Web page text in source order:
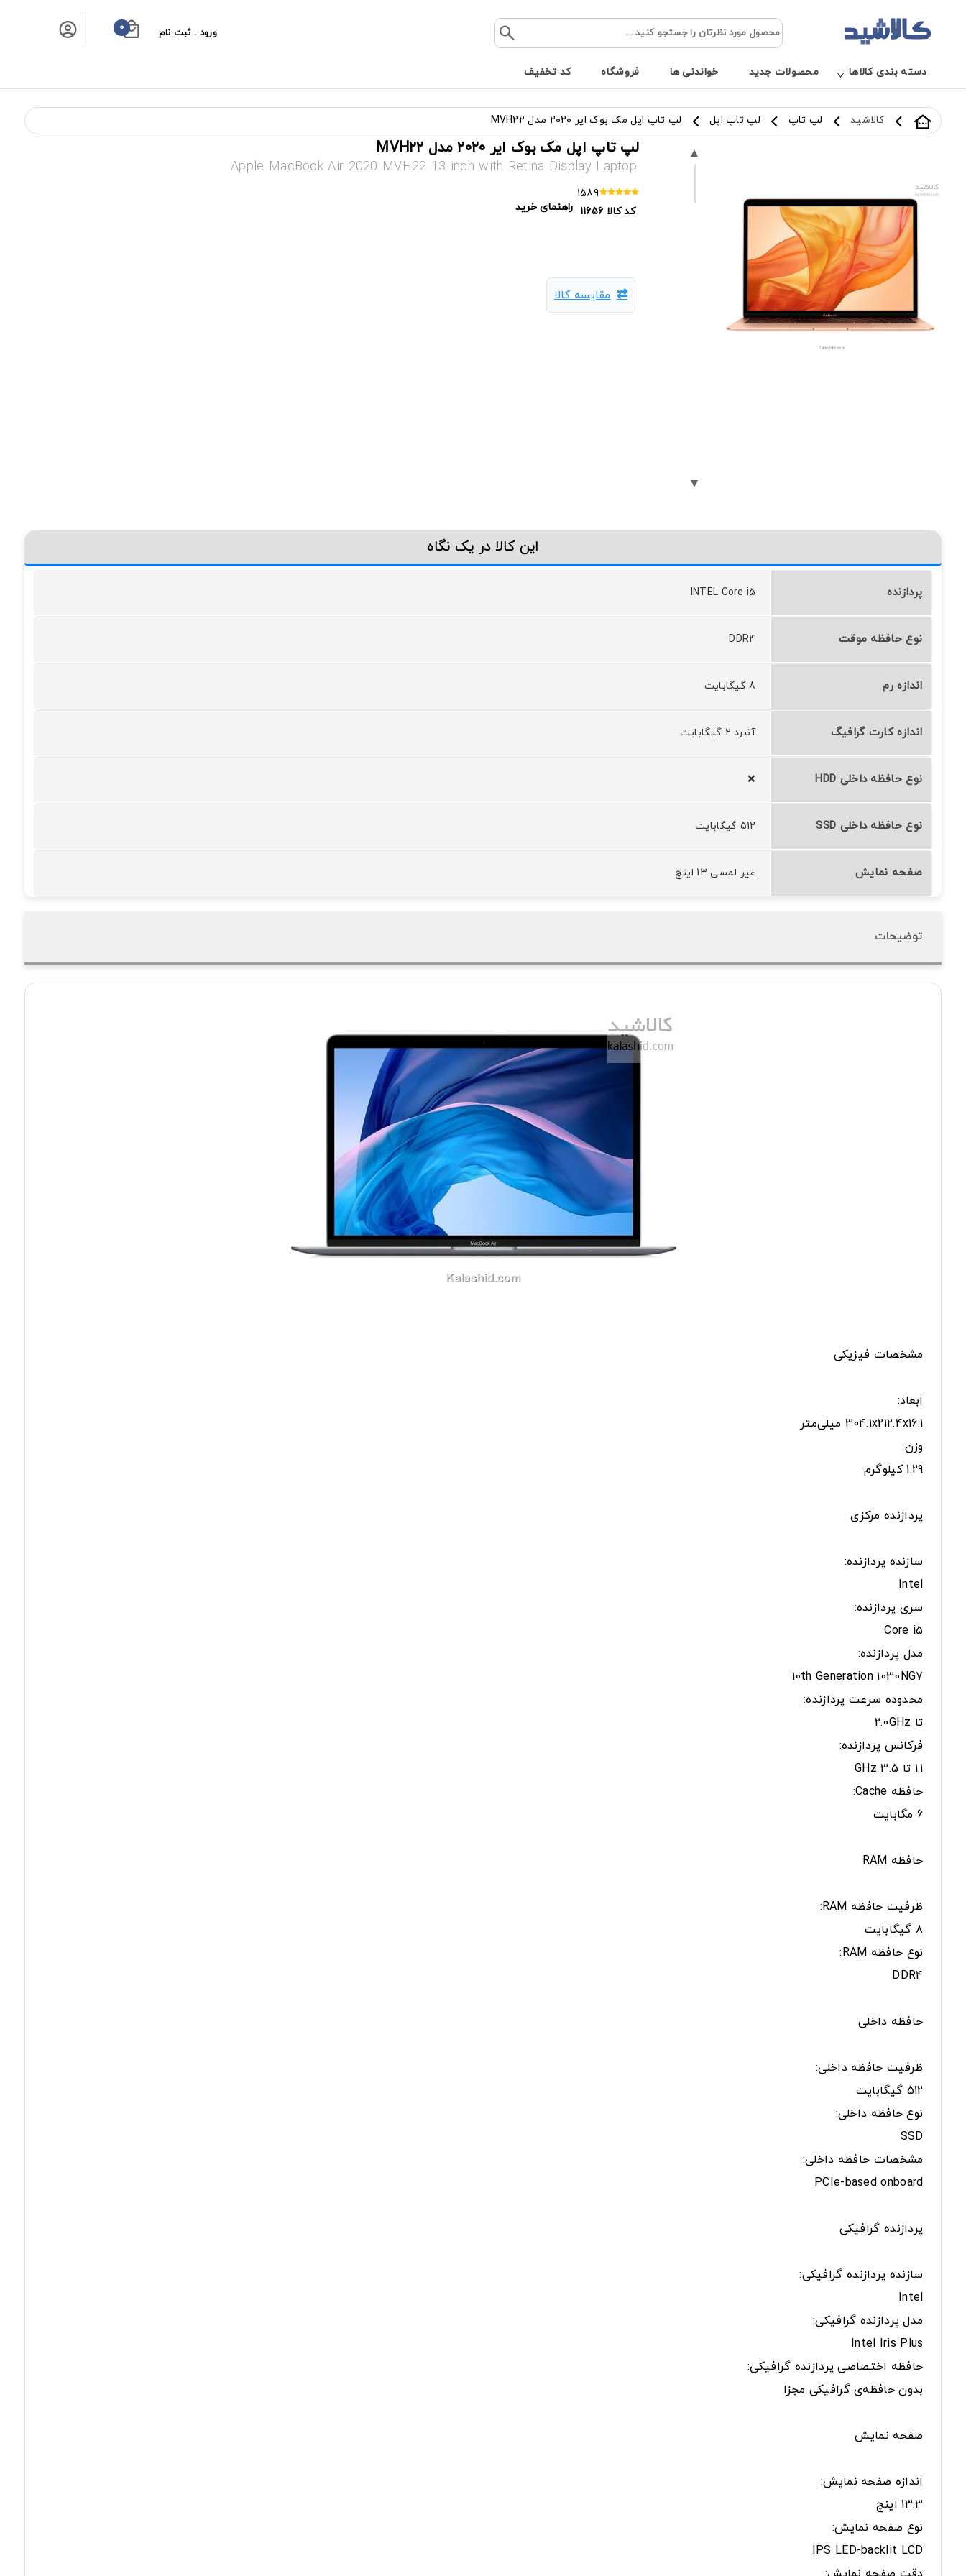
ورود . ثبت نام 0
دسته بندی کالاها محصولات جدید خواندنی ها فروشگاه کد تخفیف
کالاشید لپ تاپ لپ تاپ اپل لپ تاپ اپل مک بوک ایر ۲۰۲۰ مدل MVH۲۲
لپ تاپ اپل مک بوک ایر ۲۰۲۰ مدل MVH۲۲
Apple MacBook Air 2020 MVH22 13 inch with Retina Display Laptop
1589
کد کالا 11656 راهنمای خرید
مقایسه کالا
این کالا در یک نگاه
پردازنده INTEL Core i5
نوع حافظه موقت DDR4
اندازه رم 8 گیگابایت
اندازه کارت گرافیگ آنبرد 2 گیگابایت
نوع حافظه داخلی HDD ❌
نوع حافظه داخلی SSD 512 گیگابایت
صفحه نمایش غیر لمسی 13 اینچ
توضیحات
مشخصات فیزیکی
ابعاد:
304.1x212.4x16.1 میلی‌متر
وزن:
1.29 کیلوگرم
پردازنده مرکزی
سازنده پردازنده:
Intel
سری پردازنده:
Core i5
مدل پردازنده:
10th Generation 1030NG7
محدوده سرعت پردازنده:
تا 2.0GHz
فرکانس پردازنده:
1.1 تا 3.5 GHz
حافظه Cache:
6 مگابایت
حافظه RAM
ظرفیت حافظه RAM:
8 گیگابایت
نوع حافظه RAM:
DDR4
حافظه داخلی
ظرفیت حافظه داخلی:
512 گیگابایت
نوع حافظه داخلی:
SSD
مشخصات حافظه داخلی:
PCIe-based onboard
پردازنده گرافیکی
سازنده پردازنده گرافیکی:
Intel
مدل پردازنده گرافیکی:
Intel Iris Plus
حافظه اختصاصی پردازنده گرافیکی:
بدون حافظه‌ی گرافیکی مجزا
صفحه نمایش
اندازه صفحه نمایش:
13.3 اینچ
نوع صفحه نمایش:
IPS LED-backlit LCD